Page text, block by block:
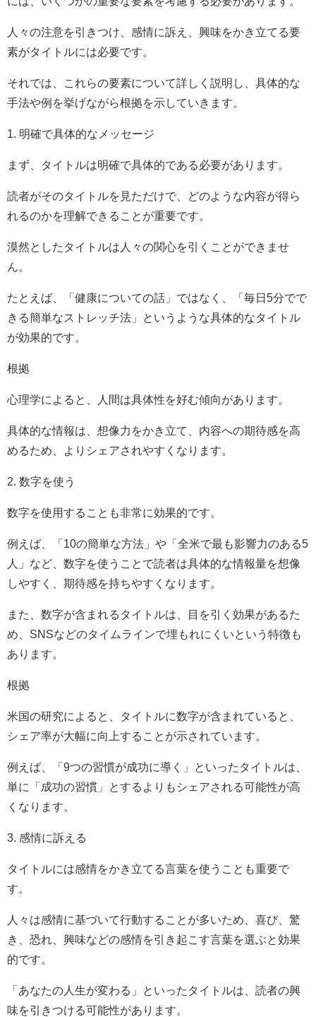
人々の注意を引きつけ、感情に訴え、興味をかき立てる要
素がタイトルには必要です。
それでは、これらの要素について詳しく説明し、具体的な
手法や例を挙げながら根拠を示していきます。
1. 明確で具体的なメッセージ
まず、タイトルは明確で具体的である必要があります。
読者がそのタイトルを見ただけで、どのような内容が得ら
れるのかを理解できることが重要です。
漠然としたタイトルは人々の関心を引くことができませ
ん。
たとえば、「健康についての話」ではなく、「毎日5分でで
きる簡単なストレッチ法」というような具体的なタイトル
が効果的です。
根拠
心理学によると、人間は具体性を好む傾向があります。
具体的な情報は、想像力をかき立て、内容への期待感を高
めるため、よりシェアされやすくなります。
2. 数字を使う
数字を使用することも非常に効果的です。
例えば、「10の簡単な方法」や「全米で最も影響力のある5
人」など、数字を使うことで読者は具体的な情報量を想像
しやすく、期待感を持ちやすくなります。
また、数字が含まれるタイトルは、目を引く効果があるた
め、SNSなどのタイムラインで埋もれにくいという特徴も
あります。
根拠
米国の研究によると、タイトルに数字が含まれていると、
シェア率が大幅に向上することが示されています。
例えば、「9つの習慣が成功に導く」といったタイトルは、
単に「成功の習慣」とするよりもシェアされる可能性が高
くなります。
3. 感情に訴える
タイトルには感情をかき立てる言葉を使うことも重要で
す。
人々は感情に基づいて行動することが多いため、喜び、驚
き、恐れ、興味などの感情を引き起こす言葉を選ぶと効果
的です。
「あなたの人生が変わる」といったタイトルは、読者の興
味を引きつける可能性があります。